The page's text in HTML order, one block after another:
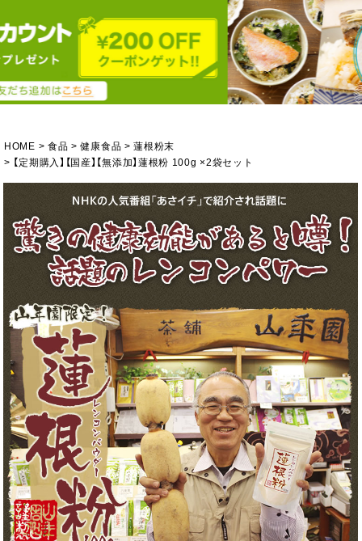
HOME 食品 健康食品
蓮根粉末
【定期購入】【国産】【無添加】蓮根粉 100g ×2袋セット